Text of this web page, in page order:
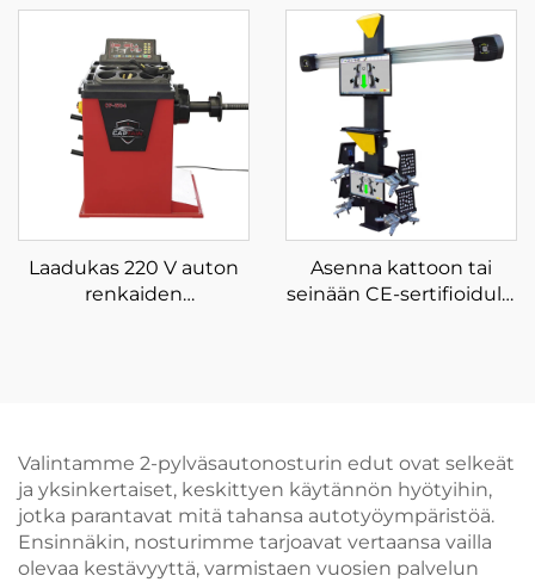
nelipylväinen
pysäköintihissi
saksinostin autoon
Laadukas 220 V auton
renkaiden
Asenna kattoon tai
seinään CE-sertifioidulla
Valintamme 2-pylväsautonosturin edut ovat selkeät
ja yksinkertaiset, keskittyen käytännön hyötyihin,
jotka parantavat mitä tahansa autotyöympäristöä.
Ensinnäkin, nosturimme tarjoavat vertaansa vailla
olevaa kestävyyttä, varmistaen vuosien palvelun